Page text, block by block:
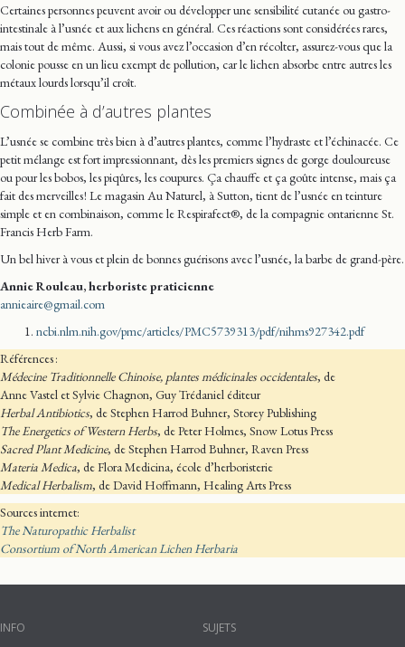
Certaines personnes peuvent avoir ou développer une sensibilité cutanée ou gastro-
intestinale à l’usnée et aux lichens en général. Ces réactions sont considérées rares,
mais tout de même. Aussi, si vous avez l’occasion d’en récolter, assurez-vous que la
colonie pousse en un lieu exempt de pollution, car le lichen absorbe entre autres les
métaux lourds lorsqu’il croît.
Combinée à d’autres plantes
L’usnée se combine très bien à d’autres plantes, comme l’hydraste et l’échinacée. Ce
petit mélange est fort impressionnant, dès les premiers signes de gorge douloureuse
ou pour les bobos, les piqûres, les coupures. Ça chauffe et ça goûte intense, mais ça
fait des merveilles ! Le magasin Au Naturel, à Sutton, tient de l’usnée en teinture
simple et en combinaison, comme le Respirafect®, de la compagnie ontarienne St.
Francis Herb Farm.
Un bel hiver à vous et plein de bonnes guérisons avec l’usnée, la barbe de grand-père.
Annie Rouleau, herboriste praticienne
annieaire@gmail.com
ncbi.nlm.nih.gov/pmc/articles/PMC5739313/pdf/nihms927342.pdf
Références :
Médecine Traditionnelle Chinoise, plantes médicinales occidentales, de
Anne Vastel et Sylvie Chagnon, Guy Trédaniel éditeur
Herbal Antibiotics, de Stephen Harrod Buhner, Storey Publishing
The Energetics of Western Herbs, de Peter Holmes, Snow Lotus Press
Sacred Plant Medicine, de Stephen Harrod Buhner, Raven Press
Materia Medica, de Flora Medicina, école d’herboristerie
Medical Herbalism, de David Hoffmann, Healing Arts Press
Sources internet:
The Naturopathic Herbalist
Consortium of North American Lichen Herbaria
INFO SUJETS